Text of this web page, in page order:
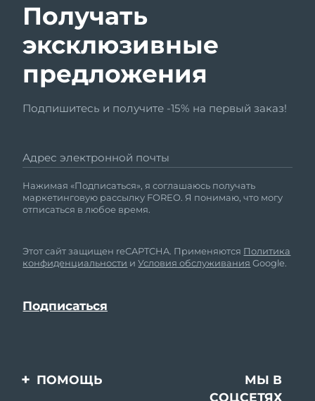
Получать
эксклюзивные
предложения
Подпишитесь и получите -15% на первый заказ!
Адрес электронной почты
Нажимая «Подписаться», я соглашаюсь получать
маркетинговую рассылку FOREO. Я понимаю, что могу
отписаться в любое время.
Этот сайт защищен reCAPTCHA. Применяются Политика
конфиденциальности иУсловия обслуживания Google.
ПОМОЩЬ
МЫ В
СОЦСЕТЯХ